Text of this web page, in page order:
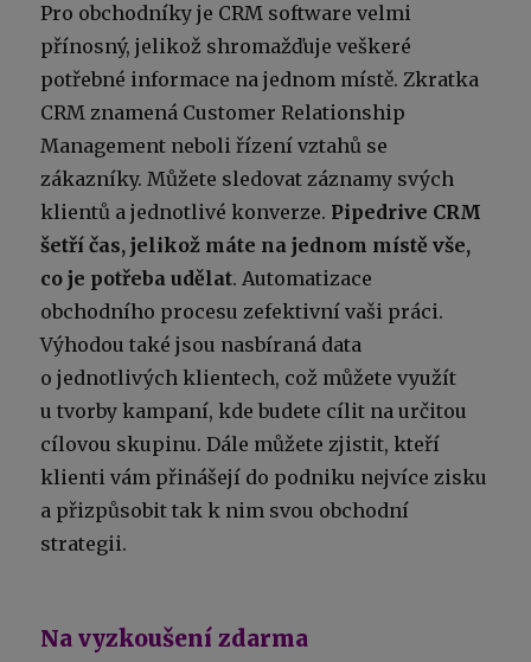
Pro obchodníky je CRM software velmi
přínosný, jelikož shromažďuje veškeré
potřebné informace na jednom místě. Zkratka
CRM znamená Customer Relationship
Management neboli řízení vztahů se
zákazníky. Můžete sledovat záznamy svých
klientů a jednotlivé konverze. Pipedrive CRM
šetří čas, jelikož máte na jednom místě vše,
co je potřeba udělat. Automatizace
obchodního procesu zefektivní vaši práci.
Výhodou také jsou nasbíraná data
o jednotlivých klientech, což můžete využít
u tvorby kampaní, kde budete cílit na určitou
cílovou skupinu. Dále můžete zjistit, kteří
klienti vám přinášejí do podniku nejvíce zisku
a přizpůsobit tak k nim svou obchodní
strategii.
Na vyzkoušení zdarma